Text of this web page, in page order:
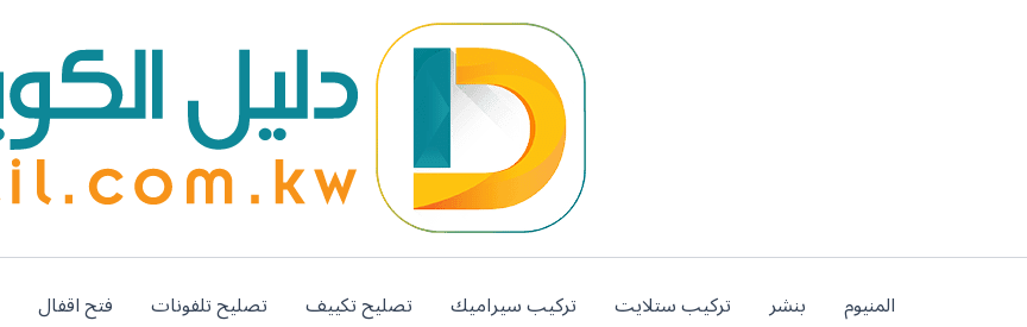
المنيوم بنشر تركيب ستلايت تركيب سيراميك تصليح تكييف تصليح تلفونات فتح اقفال